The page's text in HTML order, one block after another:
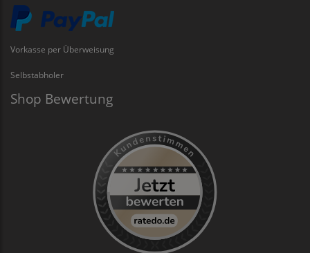
Vorkasse per Überweisung
Selbstabholer
Shop Bewertung